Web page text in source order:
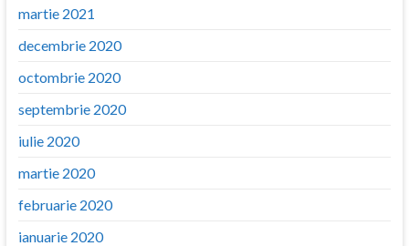
martie 2021
decembrie 2020
octombrie 2020
septembrie 2020
iulie 2020
martie 2020
februarie 2020
ianuarie 2020